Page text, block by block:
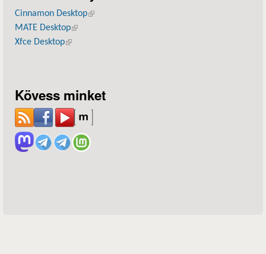
Cinnamon Desktop(külső hivatkozás)
MATE Desktop(külső hivatkozás)
Xfce Desktop(külső hivatkozás)
Kövess minket